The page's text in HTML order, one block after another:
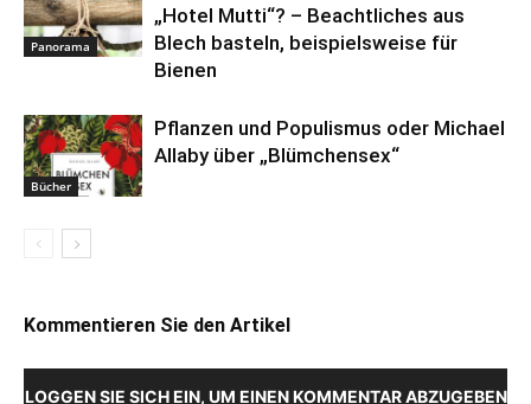
Panorama
„Hotel Mutti“? – Beachtliches aus
Blech basteln, beispielsweise für
Bienen
Bücher
Pflanzen und Populismus oder Michael
Allaby über „Blümchensex“
Kommentieren Sie den Artikel
LOGGEN SIE SICH EIN, UM EINEN KOMMENTAR ABZUGEBEN